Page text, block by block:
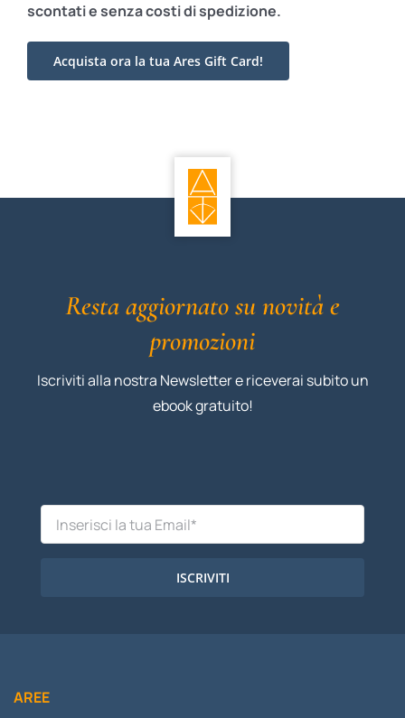
scontati esenza costi di spedizione.
Acquista ora la tua Ares Gift Card!
Resta aggiornato su novità e
promozioni
Iscriviti alla nostra Newsletter e riceverai subito un
ebook gratuito!
ISCRIVITI
AREE